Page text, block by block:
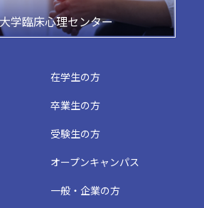
学臨床心理センター
在学生の方
卒業生の方
受験生の方
オープンキャンパス
一般・企業の方